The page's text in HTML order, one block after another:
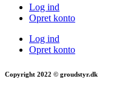
Log ind
Opret konto
Log ind
Opret konto
Copyright 2022 © groudstyr.dk